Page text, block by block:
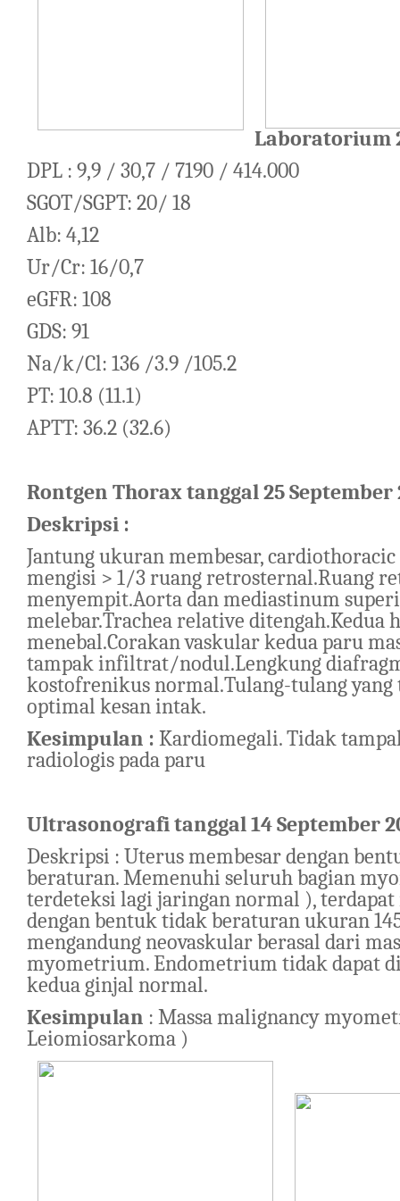
Laboratorium
DPL : 9,9 / 30,7 / 7190 / 414.000
SGOT/SGPT: 20/ 18
Alb: 4,12
Ur/Cr: 16/0,7
eGFR: 108
GDS: 91
Na/k/Cl: 136 /3.9 /105.2
PT: 10.8 (11.1)
APTT: 36.2 (32.6)
Rontgen Thorax tanggal 25 September
Deskripsi :
Jantung ukuran membesar,
mengisi > 1/3 ruang retrosternal.Ruang
menyempit.Aorta dan mediastinum
melebar.Trachea relative ditengah.Kedua
menebal.Corakan vaskular kedua paru
tampak infiltrat/nodul.Lengkung
kostofrenikus normal.Tulang-tulang yang
optimal kesan intak.
Kesimpulan : Kardiomegali. Tidak
radiologis pada paru
Ultrasonografi tanggal 14 September
Deskripsi : Uterus membesar dengan
beraturan. Memenuhi seluruh bagian
terdeteksi lagi jaringan normal ), terdapat
dengan bentuk tidak beraturan ukuran
mengandung neovaskular berasal dari
myometrium. Endometrium tidak dapat
kedua ginjal normal.
Kesimpulan : Massa malignancy
Leiomiosarkoma )